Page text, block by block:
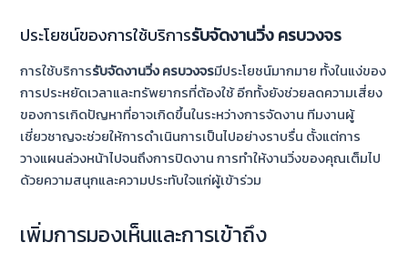
ประโยชน์ของการใช้บริการรับจัดงานวิ่ง ครบวงจร
การใช้บริการรับจัดงานวิ่ง ครบวงจรมีประโยชน์มากมาย ทั้งในแง่ของ
การประหยัดเวลาและทรัพยากรที่ต้องใช้ อีกทั้งยังช่วยลดความเสี่ยง
ของการเกิดปัญหาที่อาจเกิดขึ้นในระหว่างการจัดงาน ทีมงานผู้
เชี่ยวชาญจะช่วยให้การดำเนินการเป็นไปอย่างราบรื่น ตั้งแต่การ
วางแผนล่วงหน้าไปจนถึงการปิดงาน การทำให้งานวิ่งของคุณเต็มไป
ด้วยความสนุกและความประทับใจแก่ผู้เข้าร่วม
เพิ่มการมองเห็นและการเข้าถึง